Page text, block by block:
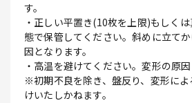
す。
・正しい平置き(10枚を上限)もしく
態で保管してください。斜めに立て
因となります。
・高温を避けてください。変形の原因
※初期不良を除き、盤反り、変形に
けいたしかねます。